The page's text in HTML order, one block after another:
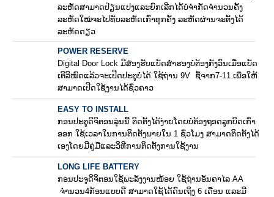
ລະຫັດສາມາດປ່ຽນແປງແລະຍົກເລີກໄດ້ບໍ່ຈຳກັດຈຳນວນຄັ້ງ
ລະຫັດໃໝ່ຈະໄປທັບລະຫັດເກົ່າທຸກຄັ້ງ ລະຫັດຜ່ານຈະຕັ້ງໄດ້
ລະຫັດດຽວ
POWER RESERVE
Digital Door Lock ມີສ່ອງຮັບແບັດສຳຮອງບໍ່ຕ້ອງກັງວົນເມື່ອແບັດ
ເຕີລີໝົດແລ້ວຈະເປີດປະຕູບໍ່ໄດ້ ໃຊ້ຖ່ານ 9V ຊື້ຈາກ7-11 ເພື່ອໃຫ້
ສາມາດເປີດໃຊ້ງານໄດ້ຊົ່ວຄາວ
EASY TO INSTALL
ກອນປະຕູດິຈິຕອນລຸ່ນນີ້ ຕິດຕັ້ງໄດ້ງ່າຍໂດຍບໍ່ຕ້ອງຖອດລູກບິດເກົ່າ
ອອກ ໃຊ້ເວລາໃນການຕິດຕັ້ງພາຍໃນ 1 ຊົ່ວໂມງ ສາມາດຕິດຕັ້ງໄດ້
ເອງໂດຍມີຄູ່ມືແລະວິທີການຕິດຕັ້ງການໃຊ້ງານ
LONG LIFE BATTERY
ກອນປະຈູດິຈິຕອນໃຊ້ພະລັງງານໜ້ອຍ ໃຊ້ຖ່ານອັນຄາໄລ AA
ຈຳນວນ4ກ້ອນແບບດີ ສາມາດໃຊ້ໄດ້ດົນເຖິງ 6 ເດືອນ ແລະມີ